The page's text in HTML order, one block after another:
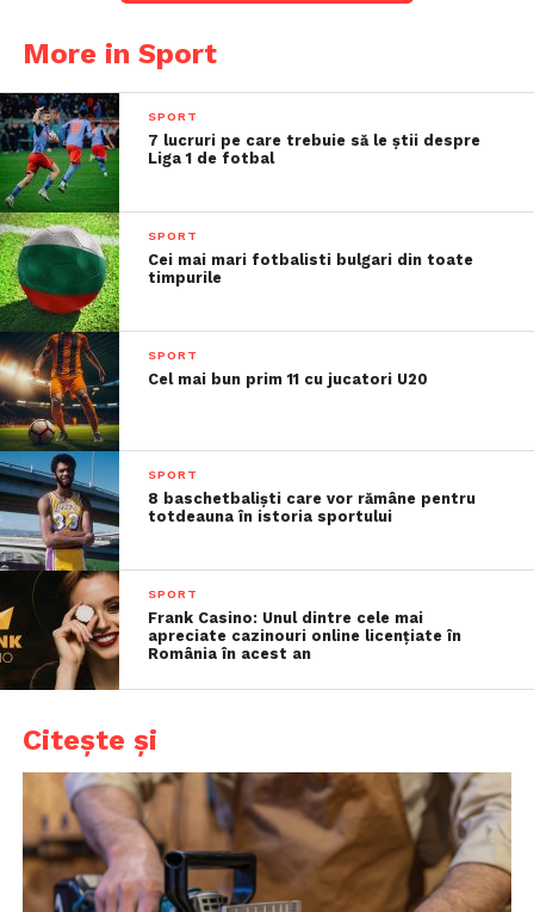
More in Sport
SPORT
7 lucruri pe care trebuie să le știi despre
Liga 1 de fotbal
SPORT
Cei mai mari fotbalisti bulgari din toate
timpurile
SPORT
Cel mai bun prim 11 cu jucatori U20
SPORT
8 baschetbaliști care vor rămâne pentru
totdeauna în istoria sportului
SPORT
Frank Casino: Unul dintre cele mai
apreciate cazinouri online licențiate în
România în acest an
Citește și